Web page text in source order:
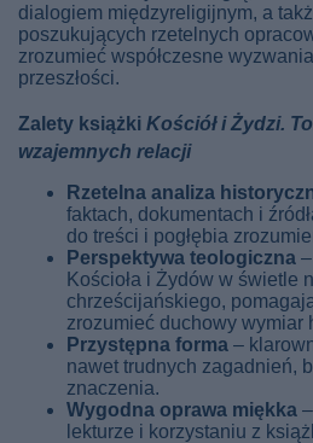
dialogiem międzyreligijnym, a
poszukujących rzetelnych
zrozumieć współczesne
przeszłości.
Zalety książki Kościół i Żydzi.
wzajemnych relacji
Rzetelna analiza
faktach, dokumentach i
do treści i pogłębia
Perspektywa teologiczna
Kościoła i Żydów w świetle
chrześcijańskiego,
zrozumieć duchowy wymiar
Przystępna forma –
nawet trudnych zagadnień,
znaczenia.
Wygodna oprawa miękka
lekturze i korzystaniu z